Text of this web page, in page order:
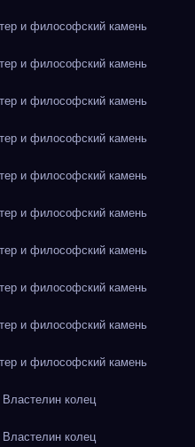
и философский камень
и философский камень
и философский камень
и философский камень
и философский камень
и философский камень
и философский камень
и философский камень
и философский камень
и философский камень
колец
колец